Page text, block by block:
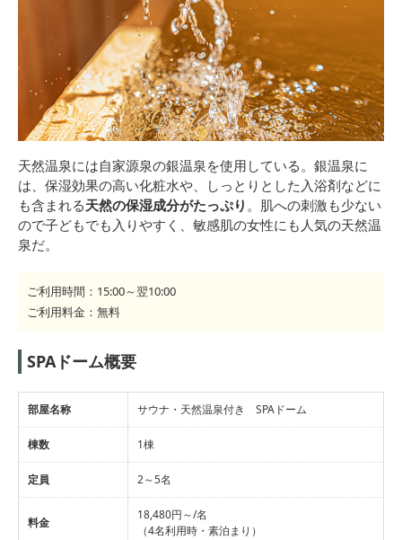
天然温泉には自家源泉の銀温泉を使用している。銀温泉に
は、保湿効果の高い化粧水や、しっとりとした入浴剤などに
も含まれる天然の保湿成分がたっぷり 。肌への刺激も少ない
ので子どもでも入りやすく、敏感肌の女性にも人気の天然温
泉だ。
ご利用時間：15:00～翌10:00
ご利用料金：無料
SPAドーム概要
部屋名称 サウナ・天然温泉付き SPAドーム
棟数 1棟
定員 2～5名
料金
18,480円～/名
（4名利用時・素泊まり）